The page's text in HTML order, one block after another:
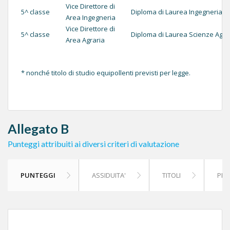
5^ classe
Vice Direttore di
Area Ingegneria
Diploma di Laurea Ingegneria,
5^ classe
Vice Direttore di
Area Agraria
Diploma di Laurea Scienze
* nonché titolo di studio equipollenti previsti per legge.
Allegato B
Punteggi attribuiti ai diversi criteri di valutazione
PUNTEGGI ASSIDUITA' TITOLI